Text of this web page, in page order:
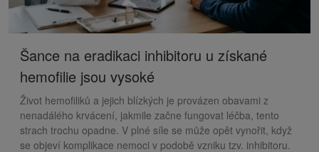
Šance na eradikaci inhibitoru u získané
hemofilie jsou vysoké
Život hemofiliků a jejich blízkých je provázen obavami z
nenadálého krvácení, jakmile začne fungovat léčba, tento
strach trochu opadne. V plné síle se může opět vynořit, když
se objeví komplikace nemoci v podobě vzniku tzv. inhibitoru.